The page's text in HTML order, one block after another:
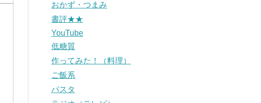
おかず・つまみ
書評★★
YouTube
低糖質
作ってみた！（料理）
ご飯系
パスタ